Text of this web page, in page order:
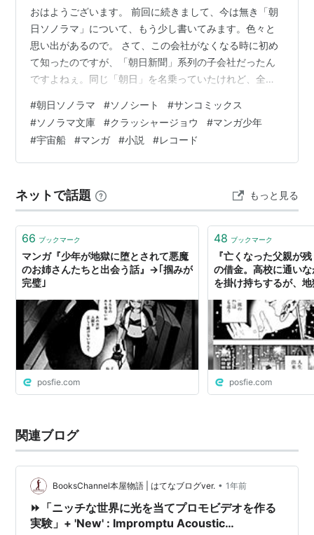
おはようございます。 前回に続きまして、今は無き「朝
日ソノラマ」について、もう少し書いてみます。色々と
思い出があるので。 さて、この会社がなくなる時に初め
て知ったのですが、「朝日新聞」系列の子会社だったん
ですよねぇ。同じ「朝日」を名乗っていたけれど、全く
て、子供の頃から朝日ソノラマの「ソノシート（朝日ソ
ノラマの商標）」には、相当お世話になりました。その
「ソノシート」の一部です。 「ジャングル大帝 進めレ
オ！」 手塚先生の「ジャングル大帝」の続編。大人レオ
ストドラマではなく、大抵「新録音」のド…
#朝日ソノラマ #ソノシート #サンコミックス
#ソノラマ文庫 #クラッシャージョウ #マンガ少年
#宇宙船 #マンガ #小説 #レコード
ネットで話題 もっと見る
66 ブックマーク
マンガ『少年が地獄に堕とされて悪魔
のお姉さんたちと出会う話』→｢掴みが
完璧｣
posfie.com
48 ブックマーク
『亡くなった父親が
の借金。高校に通い
を掛け持ちするが、
し、借金は一瞬で完
相手の息子がとんで
著者【naked ape】
コ 兄が僕を殺したく
posfie.com
関連ブログ
BooksChannel本屋物語 | はてなブログver. • 1年前
⏩「ニッチな世界に光を当てプロモビデオを作る
実験」+ 'New' : Impromptu Acoustic